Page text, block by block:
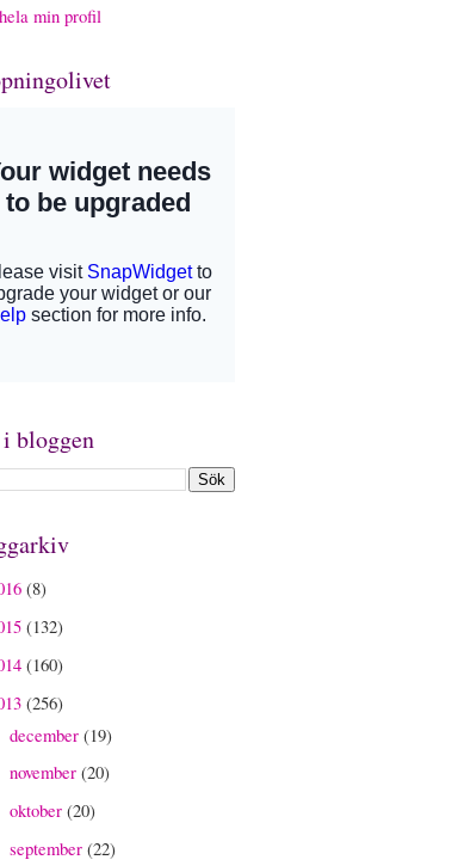
min profil
bloggen
(8)
(132)
(160)
(256)
december (19)
november (20)
oktober (20)
september (22)